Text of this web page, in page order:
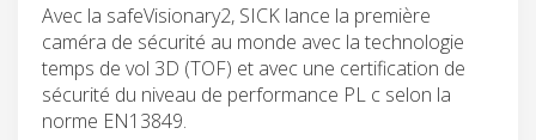
Avec la safeVisionary2, SICK lance la première
caméra de sécurité au monde avec la technologie
temps de vol 3D (TOF) et avec une certification de
sécurité du niveau de performance PL c selon la
norme EN13849.